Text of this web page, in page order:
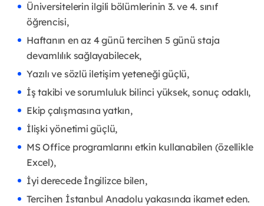
Üniversitelerin ilgili bölümlerinin 3. ve 4. sınıf
öğrencisi,
Haftanın en az 4 günü tercihen 5 günü staja
devamlılık sağlayabilecek,
Yazılı ve sözlü iletişim yeteneği güçlü,
İş takibi ve sorumluluk bilinci yüksek, sonuç odaklı,
Ekip çalışmasına yatkın,
İlişki yönetimi güçlü,
MS Office programlarını etkin kullanabilen (özellikle
Excel),
İyi derecede İngilizce bilen,
Tercihen İstanbul Anadolu yakasında ikamet eden.